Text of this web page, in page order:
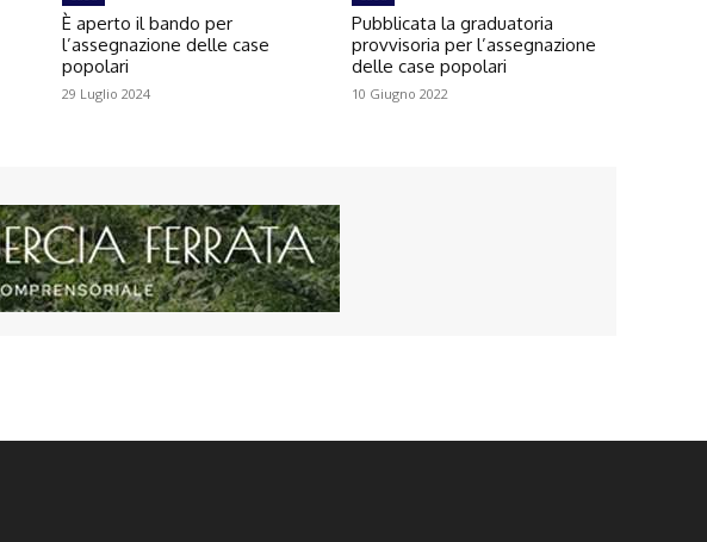
È aperto il bando per
l’assegnazione delle case
popolari
29 Luglio 2024
Pubblicata la graduatoria
provvisoria per l’assegnazione
delle case popolari
10 Giugno 2022